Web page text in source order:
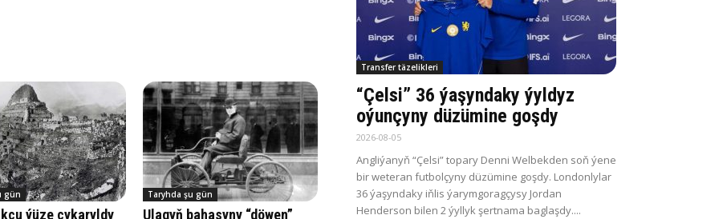
gün
ýü­ze çy­ka­ryl­dy
Taryhda şu gün
Ulagyň bahasyny “döwen”
Transfer täzelikleri
“Çelsi” 36 ýaşyndaky ýyldyz
oýunçyny düzümine goşdy
2026-08-05
Angliýanyň “Çelsi” topary Denni Welbekden soň ýene
bir weteran futbolçyny düzümine goşdy. Londonlylar
36 ýaşyndaky iňlis ýarymgoragçysy Jordan
Henderson bilen 2 ýyllyk şertnama baglaşdy....